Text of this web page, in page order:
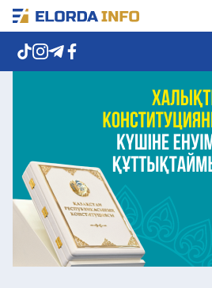
Елорда жаңалықтары
Көзқарас
Саясат
Видео
Әлеумет
Экономика
Спорт
Мәдениет